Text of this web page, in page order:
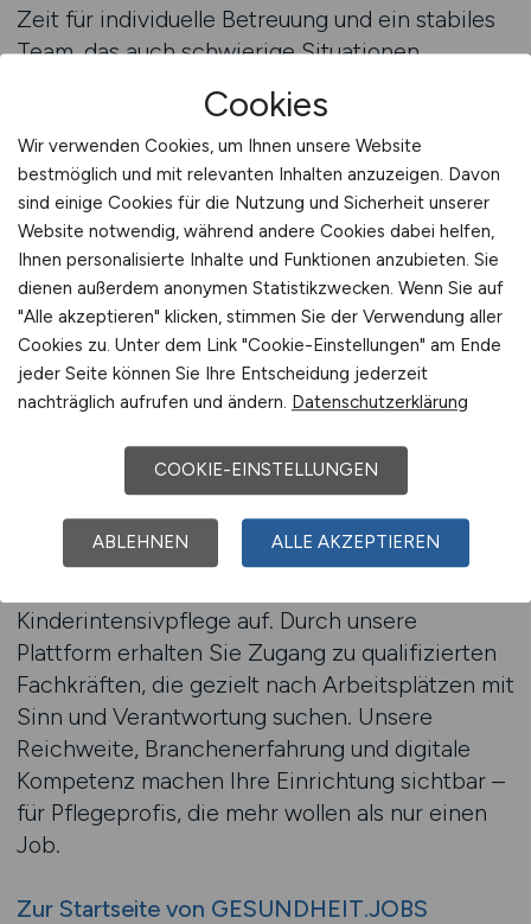
Zeit für individuelle Betreuung und ein stabiles
Team, das auch schwierige Situationen
Ihnen, genau diese Stärken sichtbar zu machen:
durch individuelle Textgestaltung,
Herausstellung Ihrer Werte und gezielte
Kommunikation Ihrer Strukturen. So erreichen
Sie Pflegefachkräfte, die bereit sind, langfristig
Verantwortung zu übernehmen – für Kinder,
Familien und ein stabiles Versorgungssystem.
Beratung anfordern
Pflege mit Herz, Technik und
Perspektive
Mit GESUNDHEIT.JOBS bauen Sie eine stabile,
Kinderintensivpflege auf. Durch unsere
Plattform erhalten Sie Zugang zu qualifizierten
Fachkräften, die gezielt nach Arbeitsplätzen mit
Sinn und Verantwortung suchen. Unsere
Reichweite, Branchenerfahrung und digitale
Kompetenz machen Ihre Einrichtung sichtbar –
für Pflegeprofis, die mehr wollen als nur einen
Job.
Zur Startseite von GESUNDHEIT.JOBS
Cookies
Wir verwenden Cookies, um Ihnen unsere Website
bestmöglich und mit relevanten Inhalten anzuzeigen. Davon
sind einige Cookies für die Nutzung und Sicherheit unserer
Website notwendig, während andere Cookies dabei helfen,
Ihnen personalisierte Inhalte und Funktionen anzubieten. Sie
dienen außerdem anonymen Statistikzwecken. Wenn Sie auf
"Alle akzeptieren" klicken, stimmen Sie der Verwendung aller
Cookies zu. Unter dem Link "Cookie-Einstellungen" am Ende
jeder Seite können Sie Ihre Entscheidung jederzeit
nachträglich aufrufen und ändern. Datenschutzerklärung
COOKIE-EINSTELLUNGEN
ABLEHNEN ALLE AKZEPTIEREN